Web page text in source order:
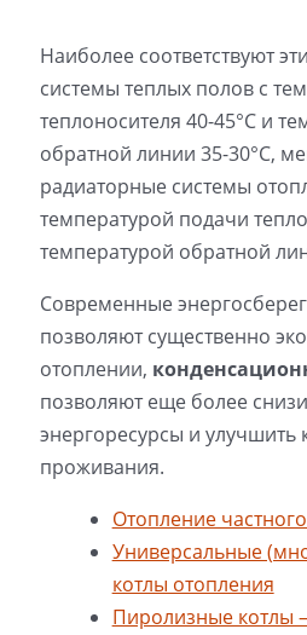
Наиболее соответствуют
системы теплых полов с
теплоносителя 40-45°С и
обратной линии 35-30°С,
радиаторные системы
температурой подачи
температурой обратной
Современные
позволяют существенно
отоплении,
позволяют еще более
энергоресурсы и улучшить
проживания.
Отопление
Универсальные
котлы отопления
Пиролизные котлы